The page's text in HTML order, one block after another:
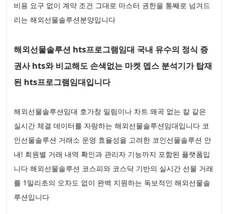
비용 요구 없이 계약 조건 그대로 마스터 권한을 통째로 넘겨드
리는 해외선물솔루션분양입니다
해외선물솔루션 hts프로그램임대 국내 유수의 정식 증
권사 hts와 비교해도 손색없는 마켓 뎁스 분석기가 탑재
된 hts프로그램임대입니다
해외선물솔루션임대 호가창 밀림이나 차트 왜곡 없는 칼 같은
실시간 체결 데이터를 자랑하는 해외선물솔루션임대입니다 코
인선물솔루션 거래소 운영 효율성을 고려한 코인선물솔루션 안
내! 회원별 거래 내역 확인과 관리자 기능까지 포함된 플랫폼입
니다 해외선물솔루션 코스피와 코스닥 기반의 실시간 선물 거래
를 1밀리초의 오차도 없이 완벽 지원하는 독보적인 해외선물솔
루션입니다